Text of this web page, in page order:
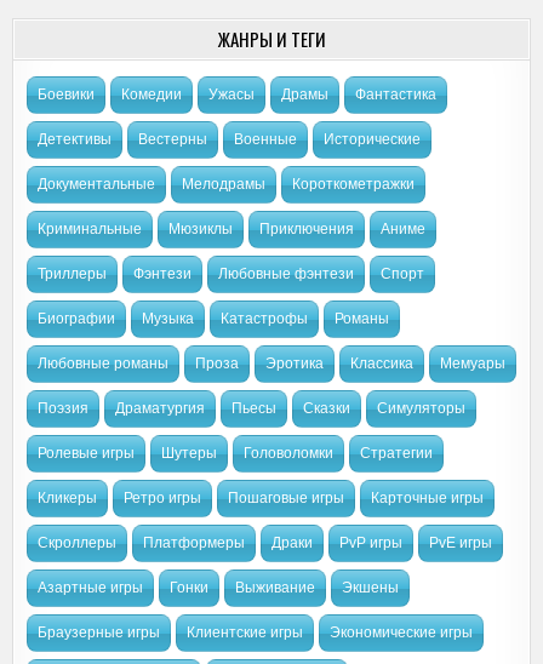
ЖАНРЫ И ТЕГИ
Боевики Комедии Ужасы Драмы Фантастика
Детективы Вестерны Военные Исторические
Документальные Мелодрамы Короткометражки
Криминальные Мюзиклы Приключения Аниме
Триллеры Фэнтези Любовные фэнтези Спорт
Биографии Музыка Катастрофы Романы
Любовные романы Проза Эротика Классика Мемуары
Поэзия Драматургия Пьесы Сказки Симуляторы
Ролевые игры Шутеры Головоломки Стратегии
Кликеры Ретро игры Пошаговые игры Карточные игры
Скроллеры Платформеры Драки PvP игры PvE игры
Азартные игры Гонки Выживание Экшены
Браузерные игры Клиентские игры Экономические игры